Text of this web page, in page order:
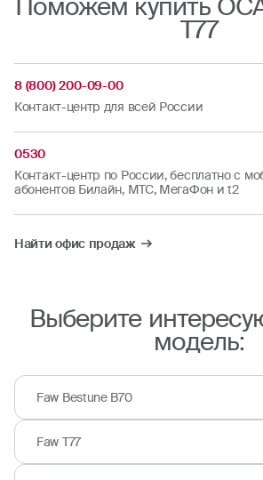
Поможем купить
T77
8 (800) 200-09-00
Контакт-центр для всей России
0530
Контакт-центр по России, бесплатно с
абонентов Билайн, МТС, МегаФон и t2
Найти офис продаж
Выберите
модель:
Faw Bestune B70
Faw T77